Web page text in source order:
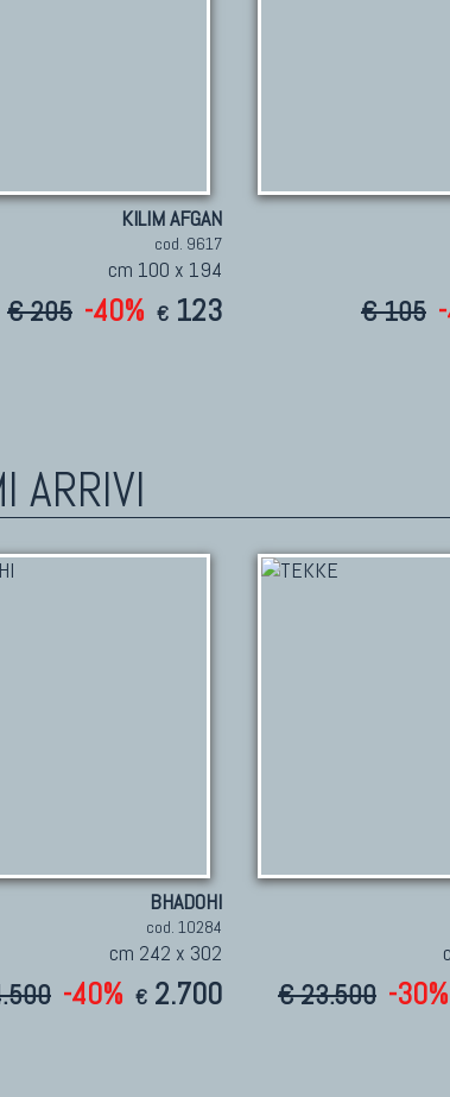
KILIM AFGAN
cod. 9617
cm 100 x 194
€ 205 -40% € 123 € 105
ARRIVI
BHADOHI
cod. 10284
cm 242 x 302
-40% € 2.700 € 23.500 -30%